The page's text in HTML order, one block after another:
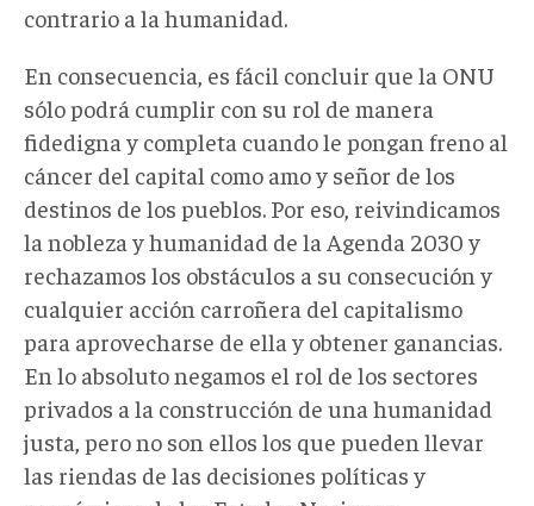
contrario a la humanidad.
En consecuencia, es fácil concluir que la ONU
sólo podrá cumplir con su rol de manera
fidedigna y completa cuando le pongan freno al
cáncer del capital como amo y señor de los
destinos de los pueblos. Por eso, reivindicamos
la nobleza y humanidad de la Agenda 2030 y
rechazamos los obstáculos a su consecución y
cualquier acción carroñera del capitalismo
para aprovecharse de ella y obtener ganancias.
En lo absoluto negamos el rol de los sectores
privados a la construcción de una humanidad
justa, pero no son ellos los que pueden llevar
las riendas de las decisiones políticas y